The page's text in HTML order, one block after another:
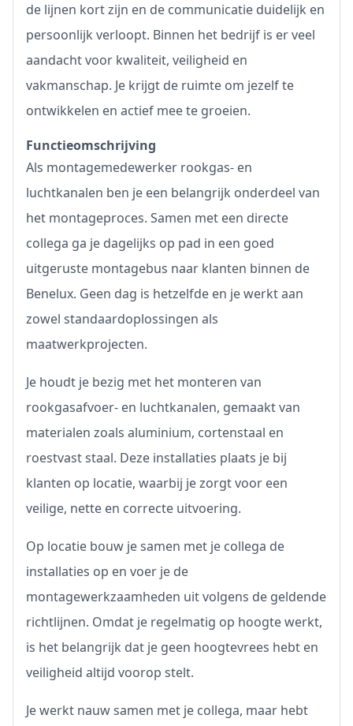
de lijnen kort zijn en de communicatie duidelijk en
persoonlijk verloopt. Binnen het bedrijf is er veel
aandacht voor kwaliteit, veiligheid en
vakmanschap. Je krijgt de ruimte om jezelf te
ontwikkelen en actief mee te groeien.
Functieomschrijving
Als montagemedewerker rookgas- en
luchtkanalen ben je een belangrijk onderdeel van
het montageproces. Samen met een directe
collega ga je dagelijks op pad in een goed
uitgeruste montagebus naar klanten binnen de
Benelux. Geen dag is hetzelfde en je werkt aan
zowel standaardoplossingen als
maatwerkprojecten.
Je houdt je bezig met het monteren van
rookgasafvoer- en luchtkanalen, gemaakt van
materialen zoals aluminium, cortenstaal en
roestvast staal. Deze installaties plaats je bij
klanten op locatie, waarbij je zorgt voor een
veilige, nette en correcte uitvoering.
Op locatie bouw je samen met je collega de
installaties op en voer je de
montagewerkzaamheden uit volgens de geldende
richtlijnen. Omdat je regelmatig op hoogte werkt,
is het belangrijk dat je geen hoogtevrees hebt en
veiligheid altijd voorop stelt.
Je werkt nauw samen met je collega, maar hebt